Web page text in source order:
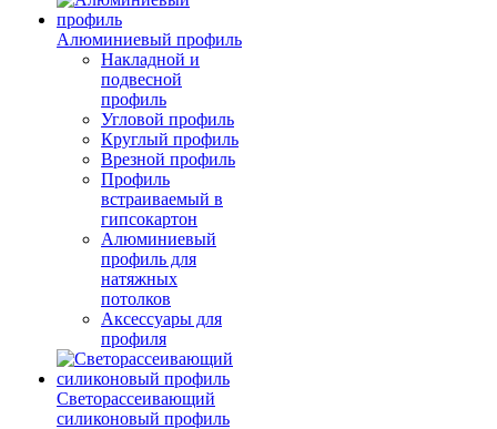
Алюминиевый профиль
Накладной и
подвесной
профиль
Угловой профиль
Круглый профиль
Врезной профиль
Профиль
встраиваемый в
гипсокартон
Алюминиевый
профиль для
натяжных
потолков
Аксессуары для
профиля
Светорассеивающий
силиконовый профиль